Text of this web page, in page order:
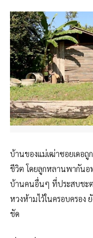
บ้านของแม่เฒ่าซอยเดอถู
ชีวิต โดยลูกหลานพากัน
บ้านคนอื่นๆ ที่ประสบชะต
หวงหามไว้ในครอบครอง
ชัด